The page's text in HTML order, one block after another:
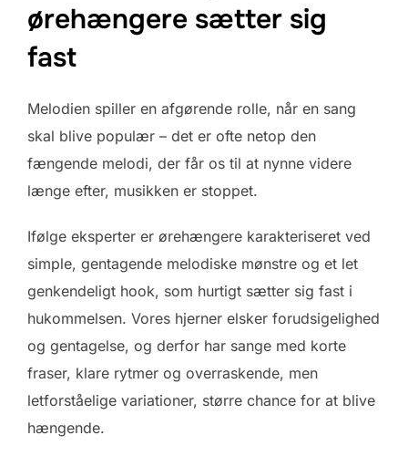
ørehængere sætter sig
fast
Melodien spiller en afgørende rolle, når en sang
skal blive populær – det er ofte netop den
fængende melodi, der får os til at nynne videre
længe efter, musikken er stoppet.
Ifølge eksperter er ørehængere karakteriseret ved
simple, gentagende melodiske mønstre og et let
genkendeligt hook, som hurtigt sætter sig fast i
hukommelsen. Vores hjerner elsker forudsigelighed
og gentagelse, og derfor har sange med korte
fraser, klare rytmer og overraskende, men
letforståelige variationer, større chance for at blive
hængende.